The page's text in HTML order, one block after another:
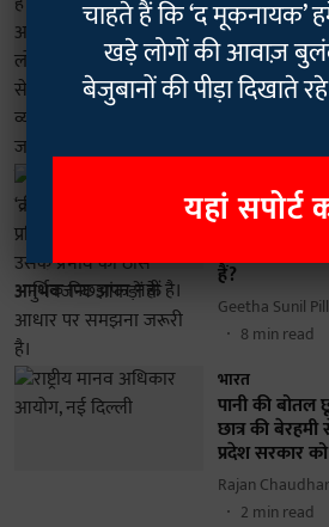
केंद्र का विरोध,
सिर्फ आर्थिक
दलीलें
Geetha Sunil
TM स्पेशल | SC/
पीढ़ीगत आरक्षण
अफसर
हैं?
Geetha Sunil
8 min read
भारत
पानी की बोतल
छात्र की
प्रदेश सरकार
Rajan
2 min read
चाहते हैं कि ‘द मूकनायक’
खड़े लोगों की आवाज़
बेजुबानों की पीड़ा दिखाते
यहां सपोर्ट